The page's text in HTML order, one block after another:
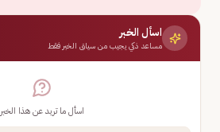
اسأل الخبر
مساعد ذكي يجيب من سياق الخبر فقط
اسأل ما تريد عن هذا الخبر